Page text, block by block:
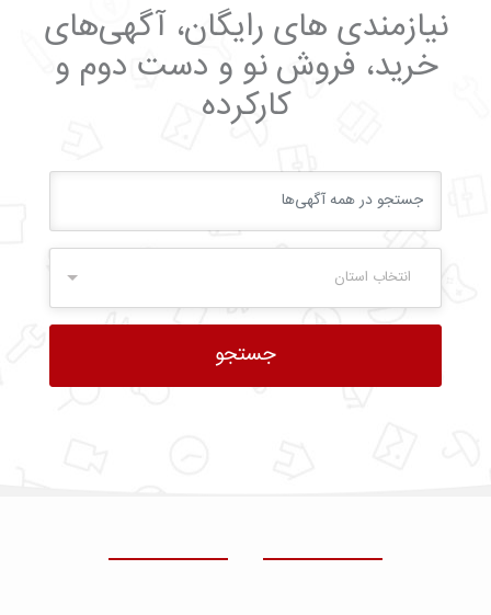
نیازمندی‌ های رایگان، آگهی‌های
خرید، فروش نو و دست دوم و
کارکرده
انتخاب استان